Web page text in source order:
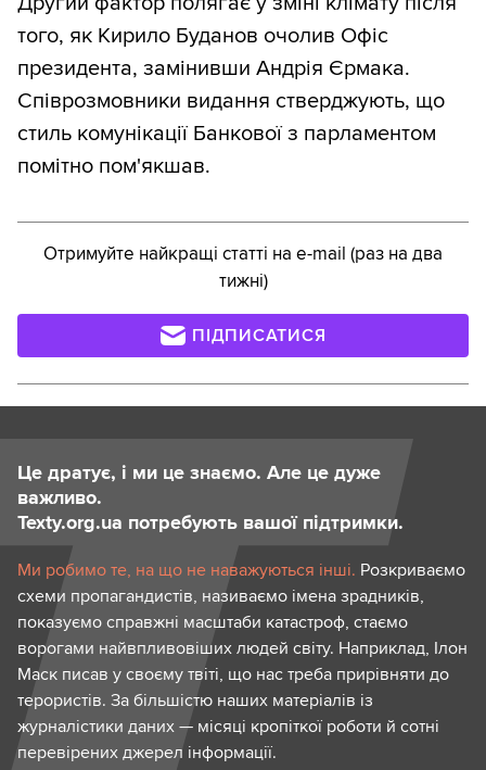
того, як Кирило Буданов очолив Офіс
президента, замінивши Андрія Єрмака.
Співрозмовники видання стверджують, що
стиль комунікації Банкової з парламентом
помітно пом'якшав.
Отримуйте найкращі статті на e-mail (раз на два
тижні)
ПІДПИСАТИСЯ
Це дратує, і ми це знаємо. Але це дуже
важливо.
Texty.org.ua потребують вашої підтримки.
Ми робимо те, на що не наважуються інші. Розкриваємо
схеми пропагандистів, називаємо імена зрадників,
показуємо справжні масштаби катастроф, стаємо
ворогами найвпливовіших людей світу. Наприклад, Ілон
Маск писав у своєму твіті, що нас треба прирівняти до
терористів. За більшістю наших матеріалів із
журналістики даних — місяці кропіткої роботи й сотні
перевірених джерел інформації.